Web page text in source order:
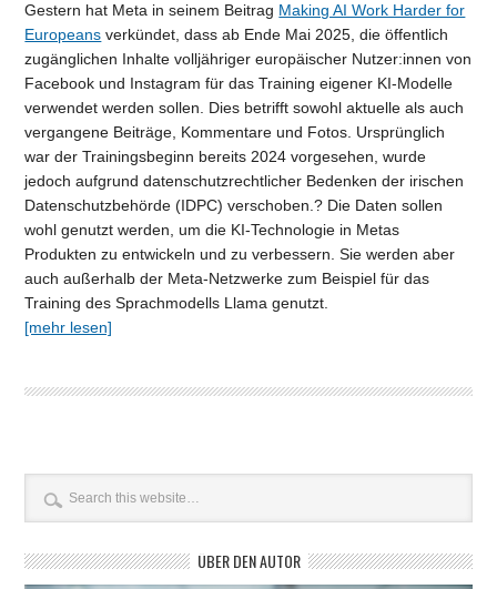
Gestern hat Meta in seinem Beitrag Making AI Work Harder for
Europeans verkündet, dass ab Ende Mai 2025, die öffentlich
zugänglichen Inhalte volljähriger europäischer Nutzer:innen von
Facebook und Instagram für das Training eigener KI-Modelle
verwendet werden sollen. Dies betrifft sowohl aktuelle als auch
vergangene Beiträge, Kommentare und Fotos. Ursprünglich
war der Trainingsbeginn bereits 2024 vorgesehen, wurde
jedoch aufgrund datenschutzrechtlicher Bedenken der irischen
Datenschutzbehörde (IDPC) verschoben.? Die Daten sollen
wohl genutzt werden, um die KI-Technologie in Metas
Produkten zu entwickeln und zu verbessern. Sie werden aber
auch außerhalb der Meta-Netzwerke zum Beispiel für das
Training des Sprachmodells Llama genutzt.
[mehr lesen]
ÜBER DEN AUTOR